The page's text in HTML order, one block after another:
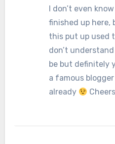
I don’t even
finished up here,
this put up used
don’t
be but definitely
a famous
already